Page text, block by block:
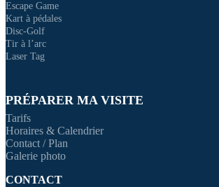
Escape Game
Kart à pédales
Disc-Golf
Tir à l’arc
Laser Tag
PRÉPARER MA VISITE
Tarifs
Horaires & Calendrier
Contact / Plan
Galerie photo
CONTACT